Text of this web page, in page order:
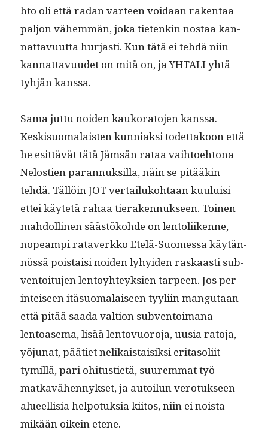
hto oli että radan var­teen voidaan rak­en­taa
paljon vähem­män, joka tietenkin nos­taa kan­
nat­tavu­ut­ta hur­jasti. Kun tätä ei tehdä niin
kan­nat­tavu­udet on mitä on, ja YHTALI yhtä
tyhjän kanssa.
Sama jut­tu noiden kauko­ra­to­jen kanssa.
Keskisuo­ma­lais­ten kun­ni­ak­si todet­takoon että
he esit­tävät tätä Jäm­sän rataa vai­h­toe­htona
Nelostien paran­nuk­sil­la, näin se pitääkin
tehdä. Täl­löin JOT ver­tailuko­htaan kuu­luisi
ettei käytetä rahaa tier­aken­nuk­seen. Toinen
mah­dolli­nen säästöko­hde on lentoli­ikenne,
nopeampi rataverkko Etelä-Suomes­sa käytän­
nössä pois­taisi noiden lyhyi­den raskaasti sub­
ven­toitu­jen lentoy­hteyk­sien tarpeen. Jos per­
in­teiseen itä­suo­ma­laiseen tyyli­in mangutaan
että pitää saa­da val­tion sub­ven­toimana
lentoase­ma, lisää lentovuoro­ja, uusia rato­ja,
yöju­nat, pääti­et nelikaistaisik­si eri­ta­soli­it­
tymil­lä, pari ohi­tusti­etä, suurem­mat työ­
matkavähen­nyk­set, ja autoilun vero­tuk­seen
alueel­lisia helpo­tuk­sia kiitos, niin ei noista
mikään oikein etene.